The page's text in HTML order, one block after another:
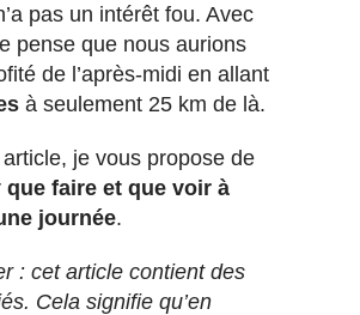
pas un intérêt fou. Avec
pense que nous aurions
de l’après-midi en allant
à seulement 25 km de là.
je vous propose de
que faire et que voir à
journée.
: cet article contient des
Cela signifie qu’en